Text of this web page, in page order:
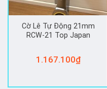
Cờ Lê Tự Động 21mm
RCW-21 Top Japan
1.167.100₫